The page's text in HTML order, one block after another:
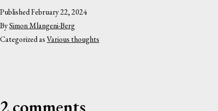
PublishedFebruary 22, 2024
BySimon Mlangeni-Berg
Categorized asVarious thoughts